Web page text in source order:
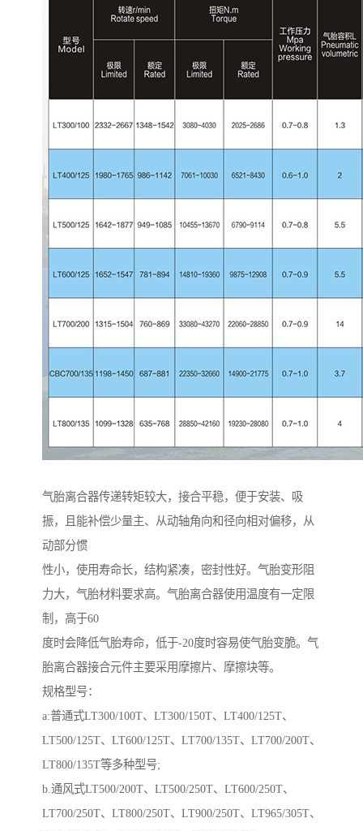
气胎离合器传递转矩较大，接合平稳，便于安装、吸
振，且能补偿少量主、从动轴角向和径向相对偏移，从
动部分惯
性小，使用寿命长，结构紧凑，密封性好。气胎变形阻
力大，气胎材料要求高。气胎离合器使用温度有一定限
制，高于60
度时会降低气胎寿命，低于-20度时容易使气胎变脆。气
胎离合器接合元件主要采用摩擦片、摩擦块等。
规格型号：
a:普通式LT300/100T、LT300/150T、LT400/125T、
LT500/125T、LT600/125T、LT700/135T、LT700/200T、
LT800/135T等多种型号;
b.通风式LT500/200T、LT500/250T、LT600/250T、
LT700/250T、LT800/250T、LT900/250T、LT965/305T、